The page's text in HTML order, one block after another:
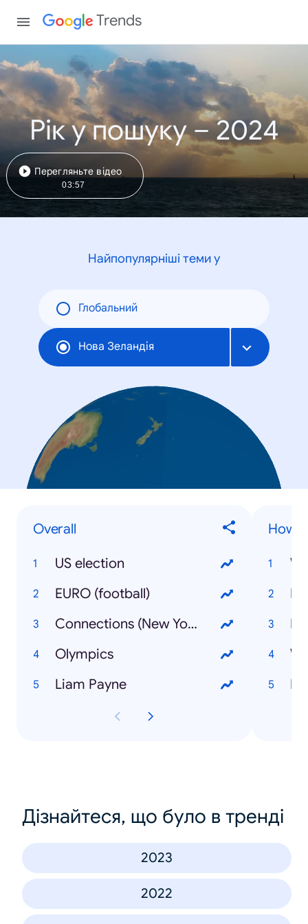
Trends
Рік у пошуку – 2024
Перегляньте відео
03:57
Найпопулярніші теми у
Глобальний
Нова Зеландія
Overall
US election
EURO (football)
Connections (New York Times game)
Olympics
Liam Payne
How
Дізнайтеся, що було в тренді
2023
2022